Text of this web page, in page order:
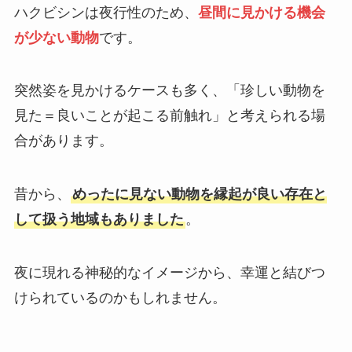
ハクビシンは夜行性のため、 昼間に見かける機会
が少ない動物です。
突然姿を見かけるケースも多く、「珍しい動物を
見た＝良いことが起こる前触れ」と考えられる場
合があります。
昔から、 めったに見ない動物を縁起が良い存在と
して扱う地域もありました。
夜に現れる神秘的なイメージから、幸運と結びつ
けられているのかもしれません。